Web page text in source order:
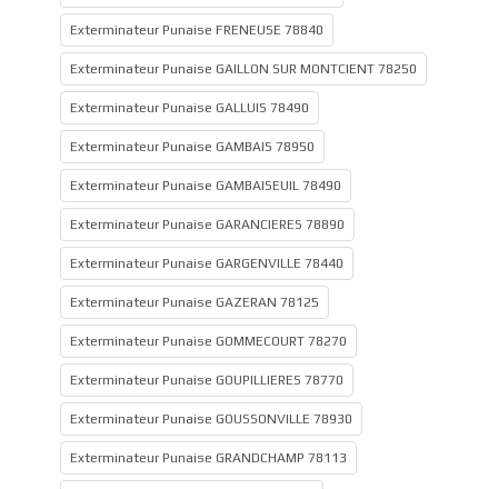
Exterminateur Punaise FRENEUSE 78840
Exterminateur Punaise GAILLON SUR MONTCIENT 78250
Exterminateur Punaise GALLUIS 78490
Exterminateur Punaise GAMBAIS 78950
Exterminateur Punaise GAMBAISEUIL 78490
Exterminateur Punaise GARANCIERES 78890
Exterminateur Punaise GARGENVILLE 78440
Exterminateur Punaise GAZERAN 78125
Exterminateur Punaise GOMMECOURT 78270
Exterminateur Punaise GOUPILLIERES 78770
Exterminateur Punaise GOUSSONVILLE 78930
Exterminateur Punaise GRANDCHAMP 78113